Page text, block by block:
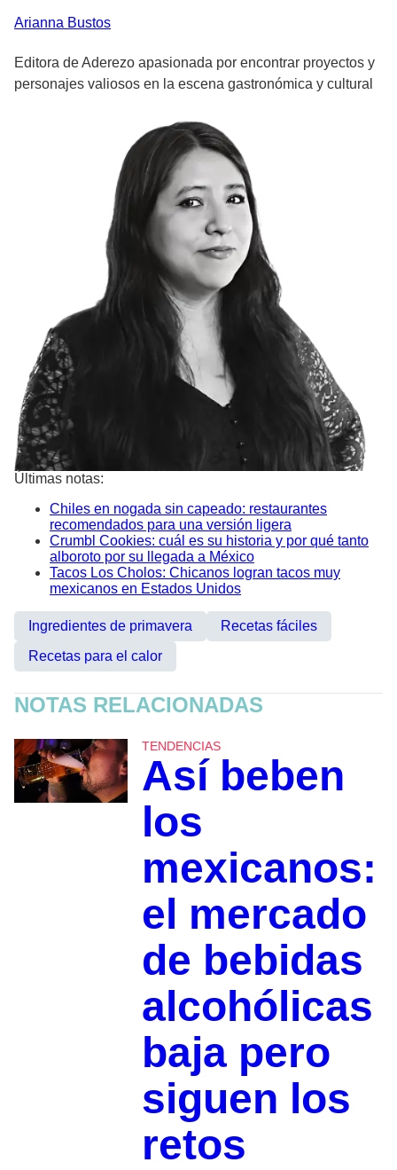
Arianna Bustos
Editora de Aderezo apasionada por encontrar proyectos y
personajes valiosos en la escena gastronómica y cultural
Últimas notas:
Chiles en nogada sin capeado: restaurantes
recomendados para una versión ligera
Crumbl Cookies: cuál es su historia y por qué tanto
alboroto por su llegada a México
Tacos Los Cholos: Chicanos logran tacos muy
mexicanos en Estados Unidos
Ingredientes de primavera
Recetas fáciles
Recetas para el calor
NOTAS RELACIONADAS
TENDENCIAS
Así beben
los
mexicanos:
el mercado
de bebidas
alcohólicas
baja pero
siguen los
retos